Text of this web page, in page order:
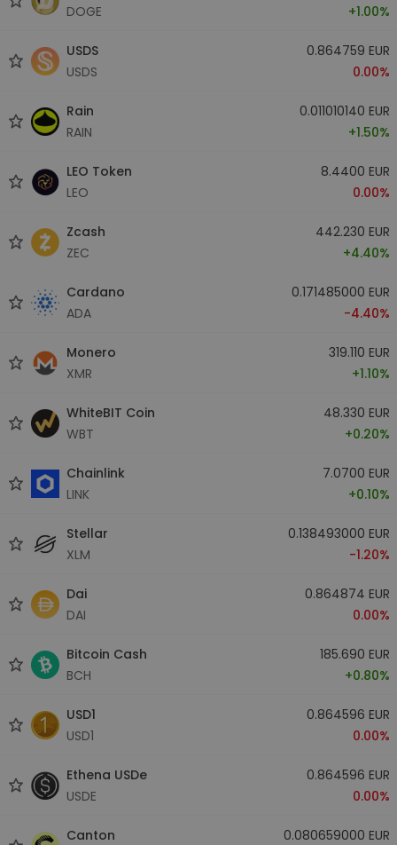
DOGE
+1.00%
USDS
USDS
0.864759 EUR
0.00%
Rain
RAIN
0.011010140 EUR
+1.50%
LEO Token
LEO
8.4400 EUR
0.00%
Zcash
ZEC
442.230 EUR
+4.40%
Cardano
ADA
0.171485000 EUR
-4.40%
Monero
XMR
319.110 EUR
+1.10%
WhiteBIT Coin
WBT
48.330 EUR
+0.20%
Chainlink
LINK
7.0700 EUR
+0.10%
Stellar
XLM
0.138493000 EUR
-1.20%
Dai
DAI
0.864874 EUR
0.00%
Bitcoin Cash
BCH
185.690 EUR
+0.80%
USD1
USD1
0.864596 EUR
0.00%
Ethena USDe
USDE
0.864596 EUR
0.00%
Canton
0.080659000 EUR